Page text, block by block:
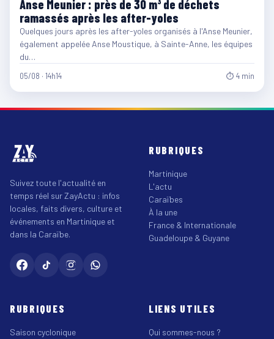
Anse Meunier : près de 30 m³ de déchets
ramassés après les after-yoles
Quelques jours après les after-yoles organisés à l'Anse Meunier,
également appelée Anse Moustique, à Sainte-Anne, les équipes
du…
05/08 · 14h14 ⏱ 4 min
Suivez toute l'actualité en
temps réel sur ZayActu : infos
locales, faits divers, culture et
événements en Martinique et
dans la Caraïbe.
RUBRIQUES
Martinique
L'actu
Caraïbes
À la une
France & Internationale
Guadeloupe & Guyane
RUBRIQUES
Saison cyclonique
LIENS UTILES
Qui sommes-nous ?